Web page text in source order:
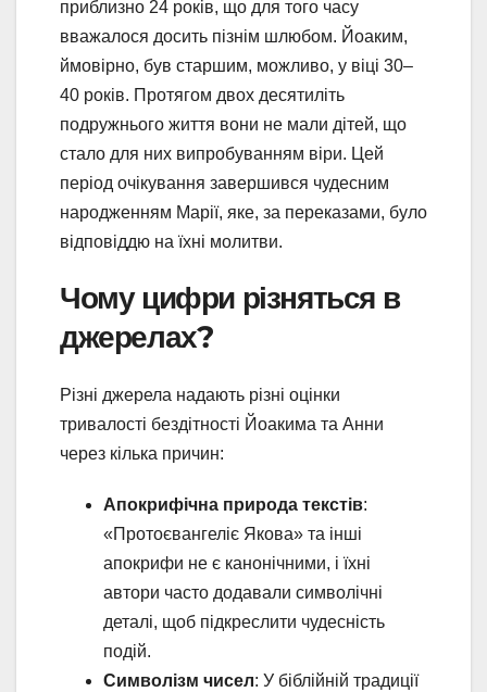
приблизно 24 років, що для того часу
вважалося досить пізнім шлюбом. Йоаким,
ймовірно, був старшим, можливо, у віці 30–
40 років. Протягом двох десятиліть
подружнього життя вони не мали дітей, що
стало для них випробуванням віри. Цей
період очікування завершився чудесним
народженням Марії, яке, за переказами, було
відповіддю на їхні молитви.
Чому цифри різняться в
джерелах?
Різні джерела надають різні оцінки
тривалості бездітності Йоакима та Анни
через кілька причин:
Апокрифічна природа текстів:
«Протоєвангеліє Якова» та інші
апокрифи не є канонічними, і їхні
автори часто додавали символічні
деталі, щоб підкреслити чудесність
подій.
Символізм чисел: У біблійній традиції